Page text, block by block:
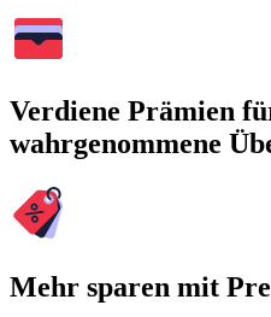
Verdiene Prämien
wahrgenommene
Mehr sparen mit